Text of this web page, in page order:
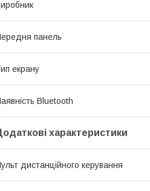
панель
екрану
Bluetooth
характеристики
дистанційного керування